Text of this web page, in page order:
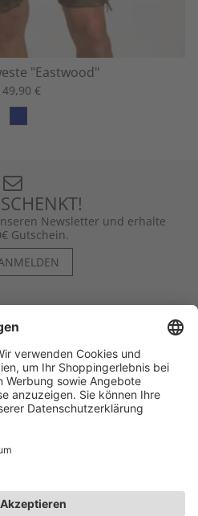
"Eastwood"
€
Newsletter und erhalte
Gutschein.